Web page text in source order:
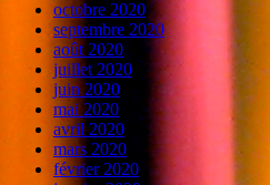
octobre 2020
septembre 2020
août 2020
juillet 2020
juin 2020
mai 2020
avril 2020
mars 2020
février 2020